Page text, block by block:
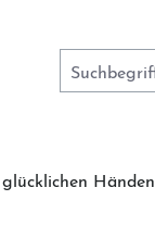
Händen